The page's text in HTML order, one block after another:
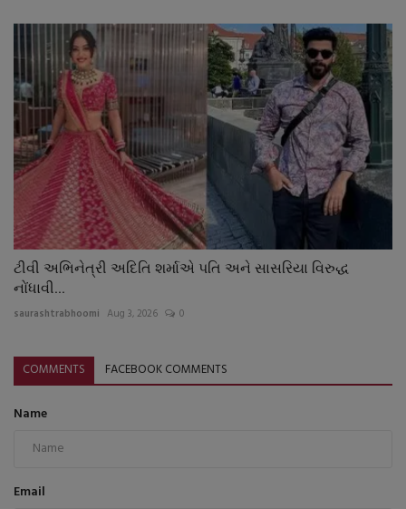
ટીવી અભિનેત્રી અદિતિ શર્માએ પતિ અને સાસરિયા વિરુદ્ધ
નોંધાવી...
saurashtrabhoomi Aug 3, 2026 0
COMMENTS FACEBOOK COMMENTS
Name
Email